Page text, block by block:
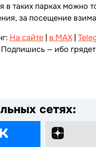
в таких парках можно
за посещение
На сайте | в MAX |
Подпишись — ибо
сетях: